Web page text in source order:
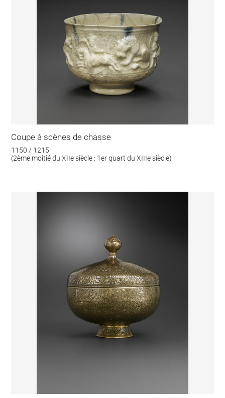
Coupe à scènes de chasse
1150 / 1215
(2ème moitié du XIIe siècle ; 1er quart du XIIIe siècle)